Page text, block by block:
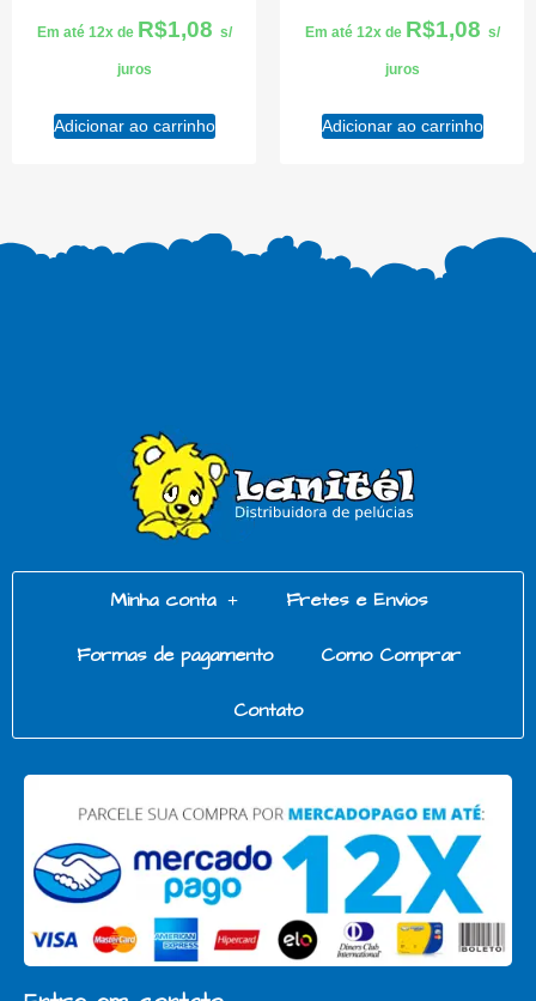
Em até 12x de R$1,08 s/
juros
Adicionar ao carrinho
Em até 12x de R$1,08 s/
juros
Adicionar ao carrinho
Minha conta Fretes e Envios
Formas de pagamento Como Comprar
Contato